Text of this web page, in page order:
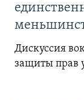
Дискуссия
защиты прав